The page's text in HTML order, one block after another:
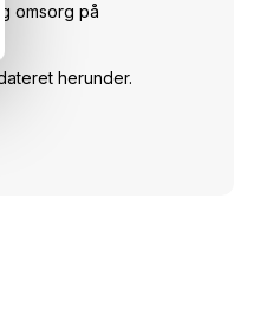
omsorg på
herunder.